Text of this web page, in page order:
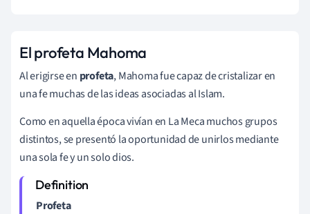
El profeta Mahoma
Al erigirse en profeta, Mahoma fue capaz de cristalizar en
una fe muchas de las ideas asociadas al Islam.
Como en aquella época vivían en La Meca muchos grupos
distintos, se presentó la oportunidad de unirlos mediante
una sola fe y un solo dios.
Profeta